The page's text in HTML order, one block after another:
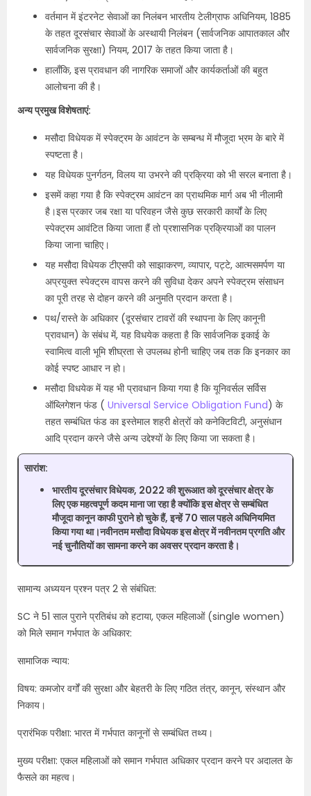
वर्तमान में इंटरनेट सेवाओं का निलंबन भारतीय टेलीग्राफ अधिनियम, 1885
के तहत दूरसंचार सेवाओं के अस्थायी निलंबन (सार्वजनिक आपातकाल और
सार्वजनिक सुरक्षा) नियम, 2017 के तहत किया जाता है।
हालाँकि, इस प्रावधान की नागरिक समाजों और कार्यकर्ताओं की बहुत
आलोचना की है।
अन्य प्रमुख विशेषताएं:
मसौदा विधेयक में स्पेक्ट्रम के आवंटन के सम्बन्ध में मौजूदा भ्रम के बारे में
स्पष्टता है।
यह विधेयक पुनर्गठन, विलय या उभरने की प्रक्रिया को भी सरल बनाता है।
इसमें कहा गया है कि स्पेक्ट्रम आवंटन का प्राथमिक मार्ग अब भी नीलामी
है।इस प्रकार जब रक्षा या परिवहन जैसे कुछ सरकारी कार्यों के लिए
स्पेक्ट्रम आवंटित किया जाता हैं तो प्रशासनिक प्रक्रियाओं का पालन
किया जाना चाहिए।
यह मसौदा विधेयक टीएसपी को साझाकरण, व्यापार, पट्टे, आत्मसमर्पण या
अप्रयुक्त स्पेक्ट्रम वापस करने की सुविधा देकर अपने स्पेक्ट्रम संसाधन
का पूरी तरह से दोहन करने की अनुमति प्रदान करता है।
पथ/रास्ते के अधिकार (दूरसंचार टावरों की स्थापना के लिए कानूनी
प्रावधान) के संबंध में, यह विधयेक कहता है कि सार्वजनिक इकाई के
स्वामित्व वाली भूमि शीघ्रता से उपलब्ध होनी चाहिए जब तक कि इनकार का
कोई स्पष्ट आधार न हो।
मसौदा विधयेक में यह भी प्रावधान किया गया है कि यूनिवर्सल सर्विस
ऑब्लिगेशन फंड ( Universal Service Obligation Fund) के
तहत सम्बंधित फंड का इस्तेमाल शहरी क्षेत्रों को कनेक्टिविटी, अनुसंधान
आदि प्रदान करने जैसे अन्य उद्देश्यों के लिए किया जा सकता है।
सारांश:
भारतीय दूरसंचार विधेयक, 2022 की शुरूआत को दूरसंचार क्षेत्र के
लिए एक महत्वपूर्ण कदम माना जा रहा है क्योंकि इस क्षेत्र से सम्बंधित
मौजूदा कानून काफी पुराने हो चुके हैं, इन्हें 70 साल पहले अधिनियमित
किया गया था।नवीनतम मसौदा विधेयक इस क्षेत्र में नवीनतम प्रगति और
नई चुनौतियों का सामना करने का अवसर प्रदान करता है।
सामान्य अध्ययन प्रश्न पत्र 2 से संबंधित:
SC ने 51 साल पुराने प्रतिबंध को हटाया, एकल महिलाओं (single women)
को मिले समान गर्भपात के अधिकार:
सामाजिक न्याय:
विषय: कमजोर वर्गों की सुरक्षा और बेहतरी के लिए गठित तंत्र, कानून, संस्थान और
निकाय।
प्रारंभिक परीक्षा: भारत में गर्भपात कानूनों से सम्बंधित तथ्य।
मुख्य परीक्षा: एकल महिलाओं को समान गर्भपात अधिकार प्रदान करने पर अदालत के
फैसले का महत्व।